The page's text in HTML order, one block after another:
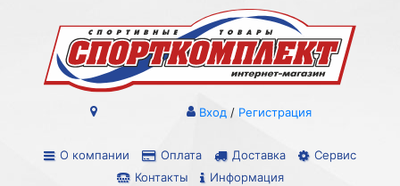
О компании Оплата Доставка
Сервис
Контакты
Информация
Вход / Регистрация